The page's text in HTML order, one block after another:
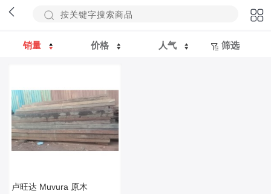
销量 价格 人气 筛选
卢旺达 Muvura 原木